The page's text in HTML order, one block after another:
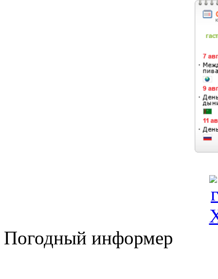
Погодный информер